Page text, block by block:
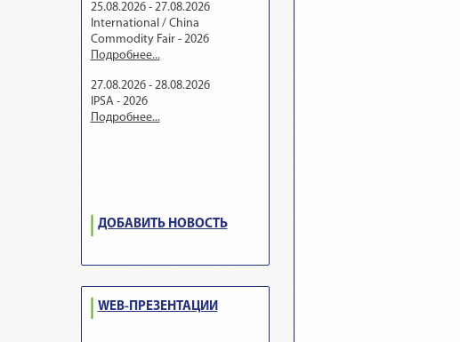
25.08.2026 - 27.08.2026
International / China
Commodity Fair - 2026
Подробнее...
27.08.2026 - 28.08.2026
IPSA - 2026
Подробнее...
ДОБАВИТЬ НОВОСТЬ
WEB-ПРЕЗЕНТАЦИИ